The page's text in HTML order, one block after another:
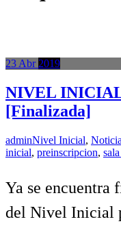
23Abr 2019
NIVEL
[Finalizada]
adminNivel Inicial,
inicial, preinscripcion,
Ya se encuentra
del Nivel Inicial